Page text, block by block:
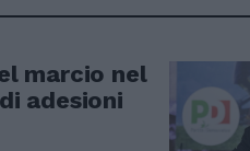
marcio nel
adesioni